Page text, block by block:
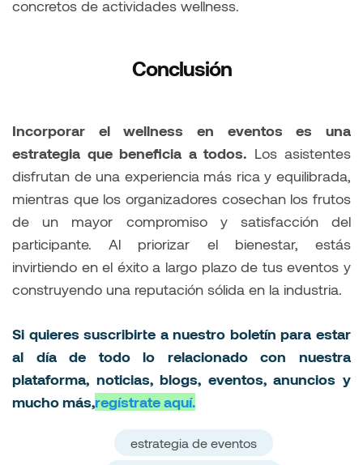
concretos de actividades wellness.
Conclusión
Incorporar el wellness en eventos es una
estrategia que beneficia a todos. Los asistentes
disfrutan de una experiencia más rica y equilibrada,
mientras que los organizadores cosechan los frutos
de un mayor compromiso y satisfacción del
participante. Al priorizar el bienestar, estás
invirtiendo en el éxito a largo plazo de tus eventos y
construyendo una reputación sólida en la industria.
Si quieres suscribirte a nuestro boletín para estar
al día de todo lo relacionado con nuestra
plataforma, noticias, blogs, eventos, anuncios y
mucho más,regístrate aquí.
estrategia de eventos